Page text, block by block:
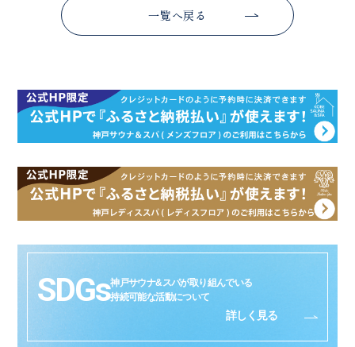
一覧へ戻る
SDGs神戸サウナ&スパが取り組んでいる
持続可能な活動について
詳しく見る